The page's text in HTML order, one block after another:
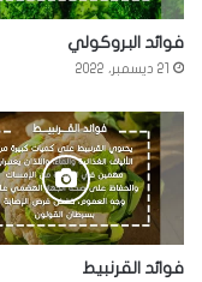
فوائد البروكولي
21 ديسمبر، 2022
فوائد القرنبيط